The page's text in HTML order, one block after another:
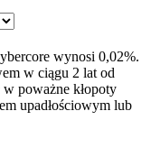
wynosi 0,02%.
w ciągu 2 lat od
poważne kłopoty
upadłościowym lub